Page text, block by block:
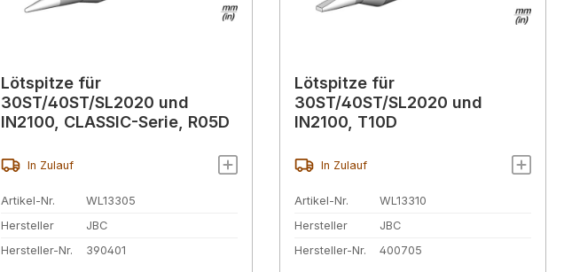
Lötspitze für
30ST/40ST/SL2020 und
IN2100, CLASSIC-Serie, R05D
In Zulauf
Artikel-Nr.
WL13305
Hersteller
JBC
Hersteller-Nr.
390401
Lötspitze für
30ST/40ST/SL2020 und
IN2100, T10D
In Zulauf
Artikel-Nr.
WL13310
Hersteller
JBC
Hersteller-Nr.
400705